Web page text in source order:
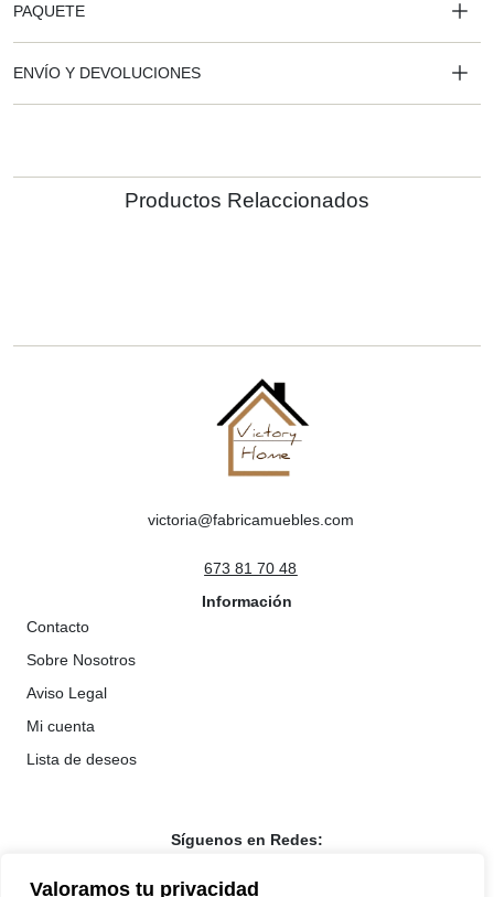
Valoramos tu privacidad
PAQUETE
ENVÍO Y DEVOLUCIONES
Productos Relaccionados
victoria@fabricamuebles.com
673 81 70 48
Información
Contacto
Sobre Nosotros
Aviso Legal
Mi cuenta
Lista de deseos
Síguenos en Redes: